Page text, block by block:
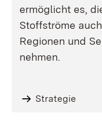
ermöglicht es,
Stoffströme
Regionen und
nehmen.
Strategie